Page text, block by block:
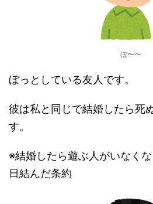
ぼ〜〜
ぼっとしている友人です。
彼は私と同じで結婚したら死
す。
※結婚したら遊ぶ人がいなく
日結んだ条約